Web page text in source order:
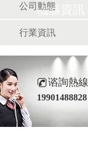
機器資訊
公司動態
行業資訊
谘詢熱線
19901488828